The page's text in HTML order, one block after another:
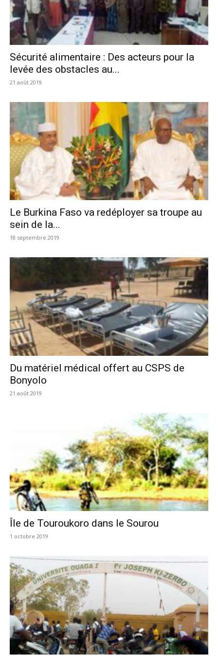
Sécurité alimentaire : Des acteurs pour la
levée des obstacles au...
21 août 2019
Le Burkina Faso va redéployer sa troupe au
sein de la...
18 septembre 2019
Du matériel médical offert au CSPS de
Bonyolo
21 août 2019
Île de Touroukoro dans le Sourou
1 octobre 2019